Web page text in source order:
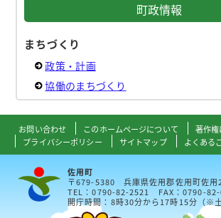
町政情報
まちづくり
政策・計画
協働のまちづくり
お問い合わせ このホームページについて 著作
プライバシーポリシー
サイトマップ よくある
佐用町
〒679-5380 兵庫県佐用郡佐用町佐用
TEL：0790-82-2521 FAX：0790-82-
開庁時間：8時30分から17時15分（※